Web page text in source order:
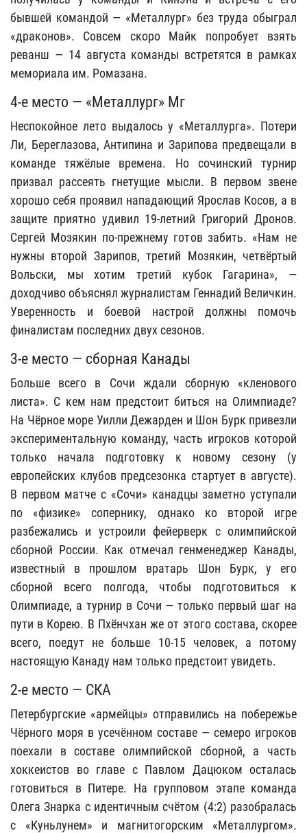
бывшей командой — «Металлург» без труда обыграл
«драконов». Совсем скоро Майк попробует взять
реванш — 14 августа команды встретятся в рамках
мемориала им. Ромазана.
4-е место — «Металлург» Мг
Неспокойное лето выдалось у «Металлурга». Потери
Ли, Береглазова, Антипина и Зарипова предвещали в
команде тяжёлые времена. Но сочинский турнир
призвал рассеять гнетущие мысли. В первом звене
хорошо себя проявил нападающий Ярослав Косов, а в
защите приятно удивил 19-летний Григорий Дронов.
Сергей Мозякин по-прежнему готов забить. «Нам не
нужны второй Зарипов, третий Мозякин, четвёртый
Вольски, мы хотим третий кубок Гагарина», —
доходчиво объяснял журналистам Геннадий Величкин.
Уверенность и боевой настрой должны помочь
финалистам последних двух сезонов.
3-е место — сборная Канады
Больше всего в Сочи ждали сборную «кленового
листа». С кем нам предстоит биться на Олимпиаде?
На Чёрное море Уилли Дежарден и Шон Бурк привезли
экспериментальную команду, часть игроков которой
только начала подготовку к новому сезону (у
европейских клубов предсезонка стартует в августе).
В первом матче с «Сочи» канадцы заметно уступали
по «физике» сопернику, однако ко второй игре
разбежались и устроили фейерверк с олимпийской
сборной России. Как отмечал генменеджер Канады,
известный в прошлом вратарь Шон Бурк, у его
сборной всего полгода, чтобы подготовиться к
Олимпиаде, а турнир в Сочи — только первый шаг на
пути в Корею. В Пхёнчхан же от этого состава, скорее
всего, поедут не больше 10-15 человек, а потому
настоящую Канаду нам только предстоит увидеть.
2-е место — СКА
Петербургские «армейцы» отправились на побережье
Чёрного моря в усечённом составе — семеро игроков
поехали в составе олимпийской сборной, а часть
хоккеистов во главе с Павлом Дацюком осталась
готовиться в Питере. На групповом этапе команда
Олега Знарка с идентичным счётом (4:2) разобралась
с «Куньлунем» и магнитогорским «Металлургом».